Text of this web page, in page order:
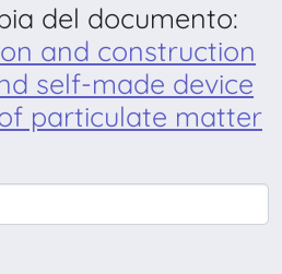
del documento:
and construction
self-made device
particulate matter